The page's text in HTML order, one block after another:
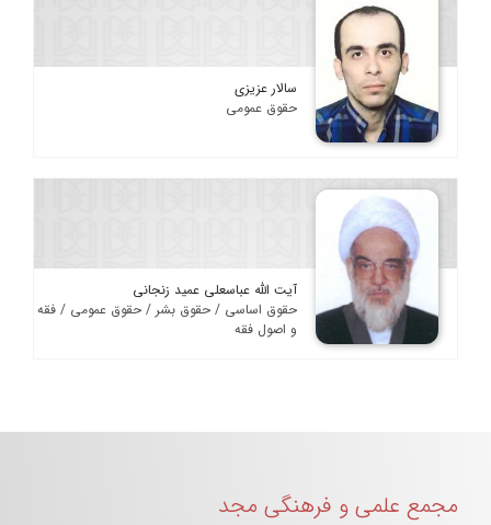
سالار عزیزی
حقوق عمومی
آیت الله عباسعلی عمید زنجانی
حقوق اساسی / حقوق بشر / حقوق عمومی / فقه
و اصول فقه
مجمع علمی و فرهنگی مجد